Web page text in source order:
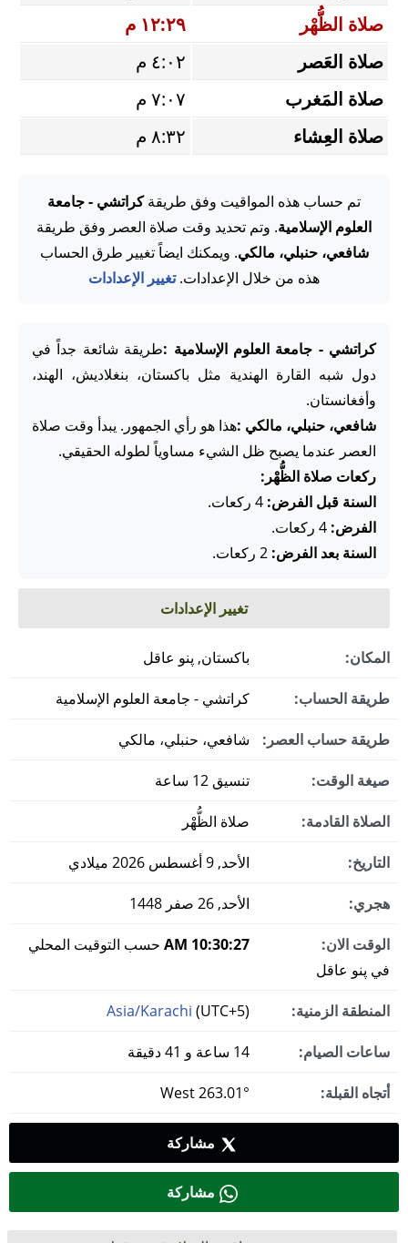
صلاة الظُّهْر
١٢:٢٩ م
صلاة العَصر
٤:٠٢ م
صلاة المَغرب
٧:٠٧ م
صلاة العِشاء
٨:٣٢ م
تم حساب هذه المواقيت وفق طريقةكراتشي - جامعة
العلوم الإسلامية. وتم تحديد وقت صلاة العصر وفق طريقة
شافعي، حنبلي، مالكي. ويمكنك ايضاً تغيير طرق الحساب
هذه من خلال الإعدادات.تغيير الإعدادات
كراتشي - جامعة العلوم الإسلامية :طريقة شائعة جداً في
دول شبه القارة الهندية مثل باكستان، بنغلاديش، الهند،
وأفغانستان.
شافعي، حنبلي، مالكي :هذا هو رأي الجمهور. يبدأ وقت صلاة
العصر عندما يصبح ظل الشيء مساوياً لطوله الحقيقي.
ركعات صلاة الظُّهْر:
السنة قبل الفرض:
الفرض:
السنة بعد الفرض:
تغيير الإعدادات
المكان: باكستان, پنو عاقل
طريقة الحساب: كراتشي - جامعة العلوم الإسلامية
طريقة حساب العصر: شافعي، حنبلي، مالكي
صيغة الوقت: تنسيق 12 ساعة
الصلاة القادمة: صلاة الظُّهْر
التاريخ: الأحد, 9 أغسطس 2026 ميلادي
هجري: الأحد, 26 صفر 1448
الوقت الان: 10:30:28 AM
حسب التوقيت المحلي
في پنو عاقل
المنطقة الزمنية: Asia/Karachi (UTC+5)
ساعات الصيام:
أتجاه القبلة:
مشاركة
مشاركة